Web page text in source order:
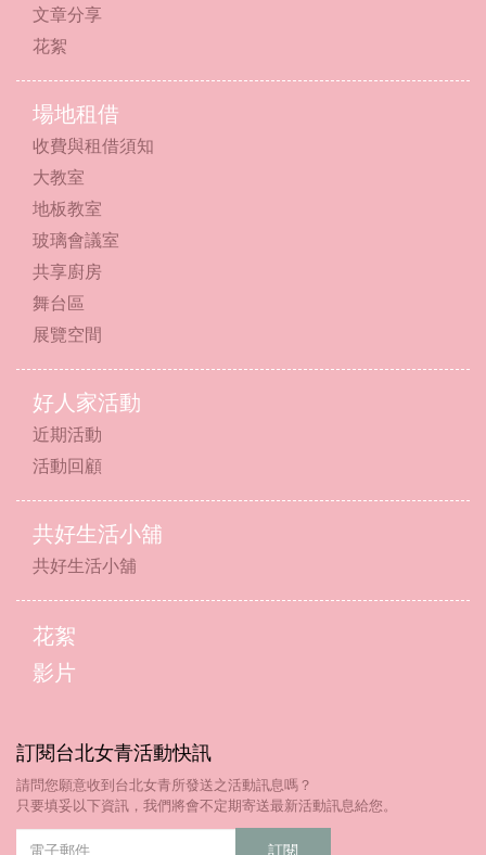
文章分享
花絮
場地租借
收費與租借須知
大教室
地板教室
玻璃會議室
共享廚房
舞台區
展覽空間
好人家活動
近期活動
活動回顧
共好生活小舖
共好生活小舖
花絮
影片
訂閱台北女青活動快訊
請問您願意收到台北女青所發送之活動訊息嗎？
只要填妥以下資訊，我們將會不定期寄送最新活動訊息給您。